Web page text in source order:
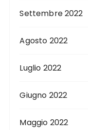
Settembre 2022
Agosto 2022
Luglio 2022
Giugno 2022
Maggio 2022